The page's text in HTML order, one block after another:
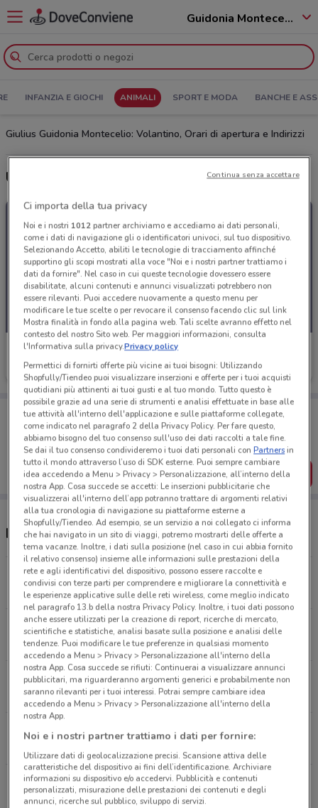
Guidonia Montecelio - 00010
INFANZIA E GIOCHI ANIMALI SPORT E MODA BANCHE E
Giulius Guidonia Montecelio: Volantino, Orari di apertura e Indirizzi
Ultime offerte del volantino Giulius
Giulius
Scade il 31/08
Porta DoveConviene sempre con te!
Puoi trovare le migliori offerte dei negozi vicino a te,
salvarle e creare la tua lista del risparmio, comodamente
dal tuo cellulare.
SCARICA L’APP
Negozi Giulius a Guidonia Montecelio
Via Asmara, 54 Roma
19.1 km
CHIUSO
Via Carlo Emery, 135 Roma
19.3 km
CHIUSO
Viale Parioli, 33 Roma
21.2 km
Circonvallazione Orientale, 4692 Roma
Piazza Albini, 28 Roma
25 km
CHIUSO
Ci importa della tua privacy
Noi e i nostri 1012partner archiviamo e accediamo ai dati personali,
come i dati di navigazione gli o identificatori univoci, sul tuo dispositivo.
Selezionando Accetto, abiliti le tecnologie di tracciamento affinché
supportino gli scopi mostrati alla voce "Noi e i nostri partner trattiamo i
dati da fornire". Nel caso in cui queste tecnologie dovessero essere
disabilitate, alcuni contenuti e annunci visualizzati potrebbero non
essere rilevanti. Puoi accedere nuovamente a questo menu per
modificare le tue scelte o per revocare il consenso facendo clic sul link
Mostra finalità in fondo alla pagina web. Tali scelte avranno effetto nel
contesto del nostro Sito web. Per maggiori informazioni, consulta
l'Informativa sulla privacy.Privacy policy
Permettici di fornirti offerte più vicine ai tuoi bisogni: Utilizzando
Shopfully/Tiendeo puoi visualizzare inserzioni e offerte per i tuoi acquisti
quotidiani più attinenti ai tuoi gusti e al tuo mondo. Tutto questo è
possibile grazie ad una serie di strumenti e analisi effettuate in base alle
tue attività all'interno dell'applicazione e sulle piattaforme collegate,
come indicato nel paragrafo 2 della Privacy Policy. Per fare questo,
abbiamo bisogno del tuo consenso sull'uso dei dati raccolti a tale fine.
Se dai il tuo consenso condivideremo i tuoi dati personali conPartnersin
tutto il mondo attraverso l’uso di SDK esterne. Puoi sempre cambiare
idea accedendo a Menu > Privacy > Personalizzazione, all’interno della
nostra App. Cosa succede se accetti: Le inserzioni pubblicitarie che
visualizzerai all'interno dell’app potranno trattare di argomenti relativi
alla tua cronologia di navigazione su piattaforme esterne a
Shopfully/Tiendeo. Ad esempio, se un servizio a noi collegato ci informa
che hai navigato in un sito di viaggi, potremo mostrarti delle offerte a
tema vacanze. Inoltre, i dati sulla posizione (nel caso in cui abbia fornito
il relativo consenso) insieme alle informazioni sulle prestazioni della
rete e agli identificativi del dispositivo, possono essere raccolte e
condivisi con terze parti per comprendere e migliorare la connettività e
le esperienze applicative sulle delle reti wireless, come meglio indicato
nel paragrafo 13.b della nostra Privacy Policy. Inoltre, i tuoi dati possono
anche essere utilizzati per la creazione di report, ricerche di mercato,
scientifiche e statistiche, analisi basate sulla posizione e analisi delle
tendenze. Puoi modificare le tue preferenze in qualsiasi momento
accedendo a Menu > Privacy > Personalizzazione all'interno della
nostra App. Cosa succede se rifiuti: Continuerai a visualizzare annunci
pubblicitari, ma riguarderanno argomenti generici e probabilmente non
saranno rilevanti per i tuoi interessi. Potrai sempre cambiare idea
accedendo a Menu > Privacy > Personalizzazione all'interno della
nostra App.
Noi e i nostri partner trattiamo i dati per fornire:
Utilizzare dati di geolocalizzazione precisi. Scansione attiva delle
caratteristiche del dispositivo ai fini dell’identificazione. Archiviare
informazioni su dispositivo e/o accedervi. Pubblicità e contenuti
personalizzati, misurazione delle prestazioni dei contenuti e degli
annunci, ricerche sul pubblico, sviluppo di servizi.
Continua senza accettare